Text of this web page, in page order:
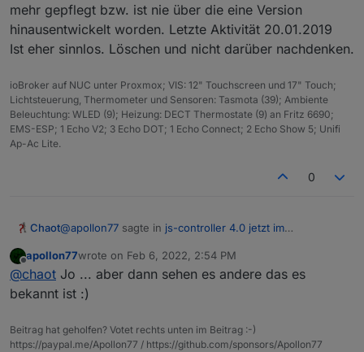
mehr gepflegt bzw. ist nie über die eine Version
hinausentwickelt worden. Letzte Aktivität 20.01.2019
Ist eher sinnlos. Löschen und nicht darüber nachdenken.
ioBroker auf NUC unter Proxmox; VIS: 12" Touchscreen und 17" Touch;
Lichtsteuerung, Thermometer und Sensoren: Tasmota (39); Ambiente
Beleuchtung: WLED (9); Heizung: DECT Thermostate (9) an Fritz 6690;
EMS-ESP; 1 Echo V2; 3 Echo DOT; 1 Echo Connect; 2 Echo Show 5; Unifi
Ap-Ac Lite.
0
Chaot@apollon77 sagte in js-controller 4.0 jetzt im
.... Leg doch mal ein issue an
mehr gepflegt bzw. ist nie über die eine Version
hinausentwickelt worden. Letzte Aktivität 20.01.2019
Offline
apollon77wrote on Feb 6, 2022, 2:54 PM
last edited by
@chaot Jo ... aber dann sehen es andere das es
bekannt ist :)
Beitrag hat geholfen? Votet rechts unten im Beitrag :-)
https://paypal.me/Apollon77 / https://github.com/sponsors/Apollon77